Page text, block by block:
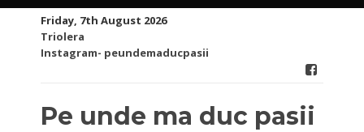
Friday, 7th August 2026
Triolera
Instagram- peundemaducpasii
Pe unde ma duc pasii